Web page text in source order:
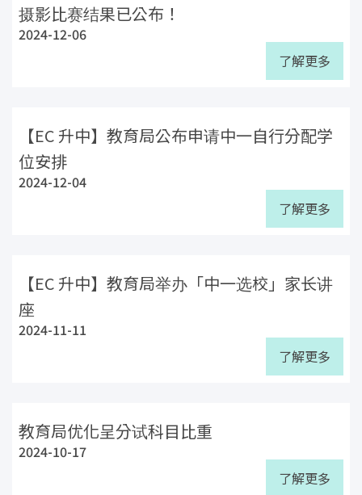
摄影比赛结果已公布！
2024-12-06
了解更多
【EC 升中】教育局公布申请中一自行分配学
位安排
2024-12-04
了解更多
【EC 升中】教育局举办「中一选校」家长讲
座
2024-11-11
了解更多
教育局优化呈分试科目比重
2024-10-17
了解更多